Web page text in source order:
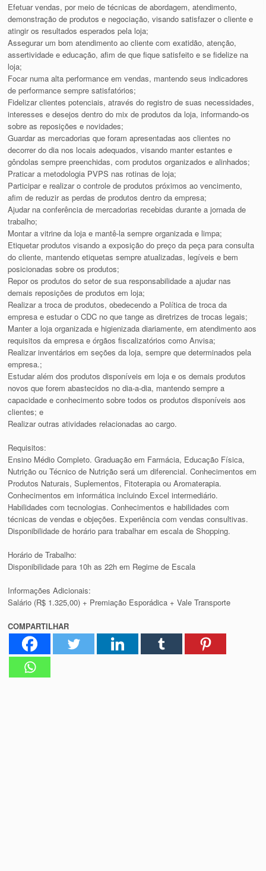
Efetuar vendas, por meio de técnicas de abordagem, atendimento,
demonstração de produtos e negociação, visando satisfazer o cliente e
atingir os resultados esperados pela loja;
Assegurar um bom atendimento ao cliente com exatidão, atenção,
assertividade e educação, afim de que fique satisfeito e se fidelize na
loja;
Focar numa alta performance em vendas, mantendo seus indicadores
de performance sempre satisfatórios;
Fidelizar clientes potenciais, através do registro de suas necessidades,
interesses e desejos dentro do mix de produtos da loja, informando-os
sobre as reposições e novidades;
Guardar as mercadorias que foram apresentadas aos clientes no
decorrer do dia nos locais adequados, visando manter estantes e
gôndolas sempre preenchidas, com produtos organizados e alinhados;
Praticar a metodologia PVPS nas rotinas de loja;
Participar e realizar o controle de produtos próximos ao vencimento,
afim de reduzir as perdas de produtos dentro da empresa;
Ajudar na conferência de mercadorias recebidas durante a jornada de
trabalho;
Montar a vitrine da loja e mantê-la sempre organizada e limpa;
Etiquetar produtos visando a exposição do preço da peça para consulta
do cliente, mantendo etiquetas sempre atualizadas, legíveis e bem
posicionadas sobre os produtos;
Repor os produtos do setor de sua responsabilidade a ajudar nas
demais reposições de produtos em loja;
Realizar a troca de produtos, obedecendo a Política de troca da
empresa e estudar o CDC no que tange as diretrizes de trocas legais;
Manter a loja organizada e higienizada diariamente, em atendimento aos
requisitos da empresa e órgãos fiscalizatórios como Anvisa;
Realizar inventários em seções da loja, sempre que determinados pela
empresa.;
Estudar além dos produtos disponíveis em loja e os demais produtos
novos que forem abastecidos no dia-a-dia, mantendo sempre a
capacidade e conhecimento sobre todos os produtos disponíveis aos
clientes; e
Realizar outras atividades relacionadas ao cargo.
Requisitos:
Ensino Médio Completo. Graduação em Farmácia, Educação Física,
Nutrição ou Técnico de Nutrição será um diferencial. Conhecimentos em
Produtos Naturais, Suplementos, Fitoterapia ou Aromaterapia.
Conhecimentos em informática incluindo Excel intermediário.
Habilidades com tecnologias. Conhecimentos e habilidades com
técnicas de vendas e objeções. Experiência com vendas consultivas.
Disponibilidade de horário para trabalhar em escala de Shopping.
Horário de Trabalho:
Disponibilidade para 10h as 22h em Regime de Escala
Informações Adicionais:
Salário (R$ 1.325,00) + Premiação Esporádica + Vale Transporte
COMPARTILHAR